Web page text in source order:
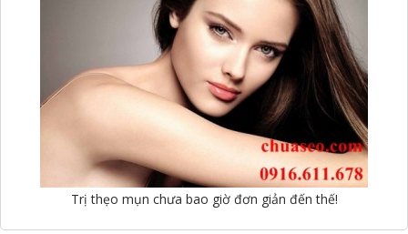
Trị thẹo mụn chưa bao giờ đơn giản đến thế!